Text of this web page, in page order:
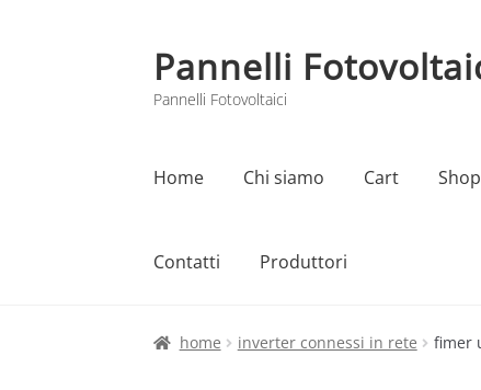
Vai
alla
navigazione
Vai
al
contenuto
Pannelli
Pannelli Fotovoltaici
Home Chi siamo Cart Shop
Contatti Produttori
Home Cart Checkout Chi siamo Contatti
home inverter connessi in rete fimer